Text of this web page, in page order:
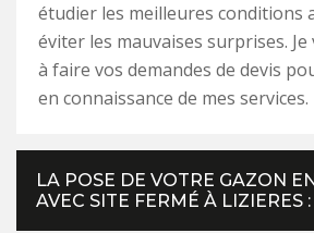
étudier les meilleures conditions
éviter les mauvaises surprises.
à faire vos demandes de devis
en connaissance de mes services.
LA POSE DE VOTRE GAZON
AVEC SITE FERMÉ À LIZIERES